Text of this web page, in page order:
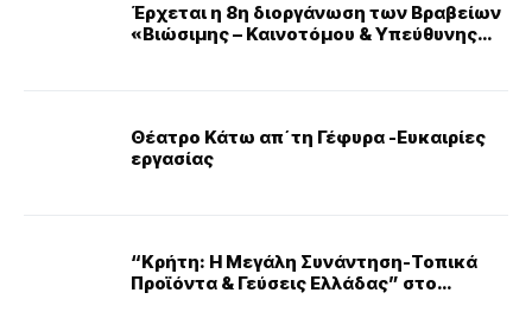
Έρχεται η 8η διοργάνωση των Βραβείων
«Βιώσιμης – Καινοτόμου & Υπεύθυνης
Θέατρο Κάτω απ΄τη Γέφυρα -Ευκαιρίες
εργασίας
“Κρήτη: Η Μεγάλη Συνάντηση-Τοπικά
Προϊόντα & Γεύσεις Ελλάδας” στο